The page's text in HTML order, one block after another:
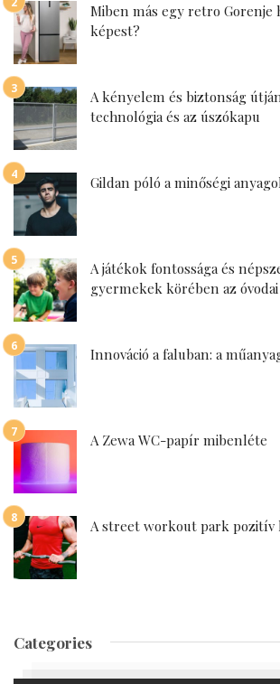
Miben más egy retro Gorenje
képest?
A kényelem és biztonság
technológia és az úszókapu
Gildan póló a minőségi
A játékok fontossága és
gyermekek körében az
Innováció a faluban: a
A Zewa WC-papír mibenléte
A street workout park pozitív
Categories